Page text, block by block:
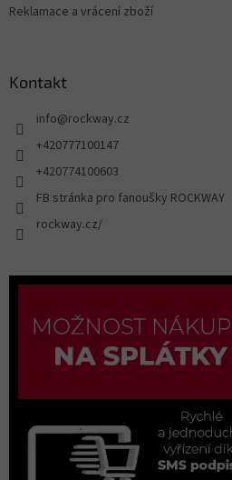
Reklamace a vrácení zboží
Kontakt
info@rockway.cz
+420777100147
+420774100603
FB stránka pro fanoušky ROCKWAY
rockway.cz/